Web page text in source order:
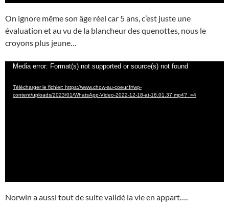
On ignore même son âge réel car 5 ans, c’est juste une
évaluation et au vu de la blancheur des quenottes, nous le
croyons plus jeune…
Lecteur
Media error: Format(s) not supported or source(s) not found
Télécharger le fichier: https://www.chow-au-coeur.fr/wp-
content/uploads/2023/01/WhatsApp-Video-2022-12-18-at-18.01.37.mp4?_=4
Norwin a aussi tout de suite validé la vie en appart….